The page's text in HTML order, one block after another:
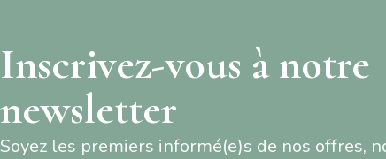
Inscrivez-vous à notre
newsletter
Soyez les premiers informé(e)s de nos offres,